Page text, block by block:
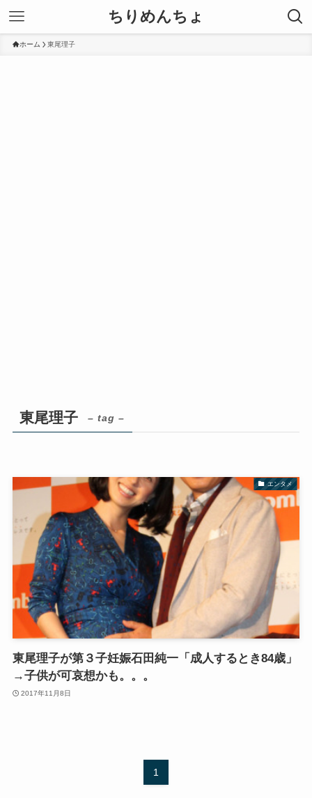
ちりめんちょ
ホーム 東尾理子
東尾理子 – tag –
エンタメ
東尾理子が第３子妊娠石田純一「成人するとき84歳」
→子供が可哀想かも。。。
2017年11月8日
1